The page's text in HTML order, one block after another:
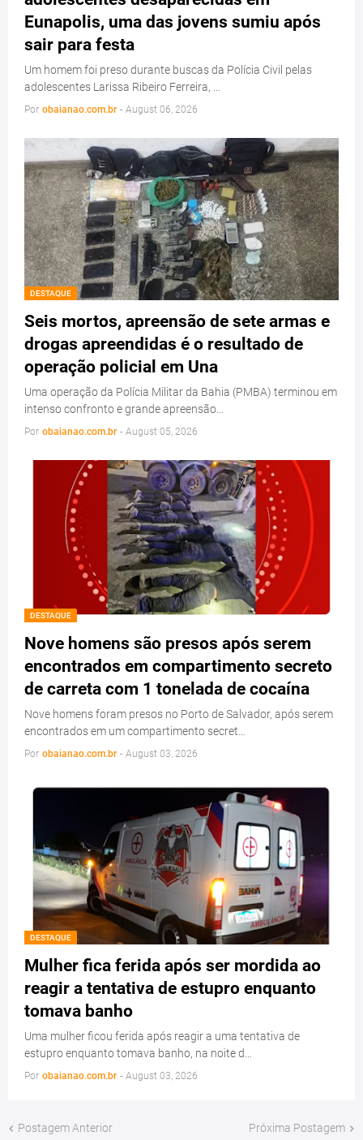
Eunapolis, uma das jovens sumiu após
sair para festa
Um homem foi preso durante buscas da Polícia Civil pelas
adolescentes Larissa Ribeiro Ferreira, …
Por obaianao.com.br - August 06, 2026
DESTAQUE
Seis mortos, apreensão de sete armas e
drogas apreendidas é o resultado de
operação policial em Una
Uma operação da Polícia Militar da Bahia (PMBA) terminou em
intenso confronto e grande apreensão…
Por obaianao.com.br - August 05, 2026
DESTAQUE
Nove homens são presos após serem
encontrados em compartimento secreto
de carreta com 1 tonelada de cocaína
Nove homens foram presos no Porto de Salvador, após serem
encontrados em um compartimento secret…
Por obaianao.com.br - August 03, 2026
DESTAQUE
Mulher fica ferida após ser mordida ao
reagir a tentativa de estupro enquanto
tomava banho
Uma mulher ficou ferida após reagir a uma tentativa de
estupro enquanto tomava banho, na noite d…
Por obaianao.com.br - August 03, 2026
Postagem Anterior Próxima Postagem